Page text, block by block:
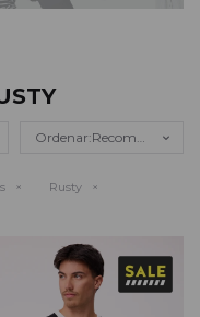
Recomendados
Rusty